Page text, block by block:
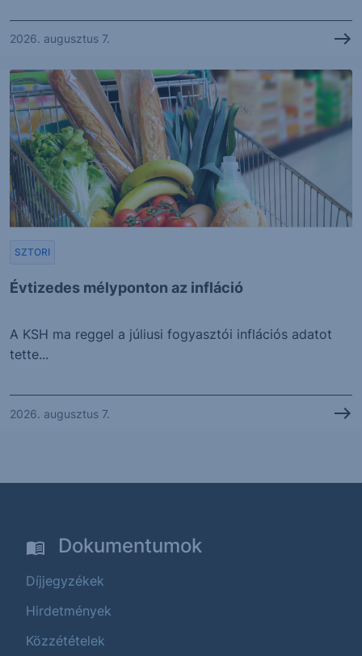
2026. augusztus 7.
Évtizedes mélyponton az infláció
SZTORI
A KSH ma reggel a júliusi fogyasztói inflációs adatot
tette...
2026. augusztus 7.
Dokumentumok
Díjjegyzékek
Hirdetmények
Közzétételek